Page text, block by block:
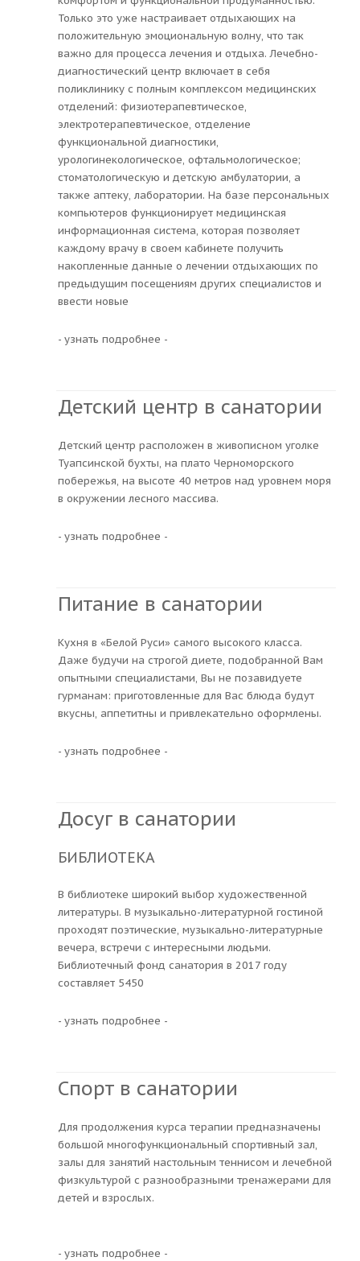
Только это уже настраивает отдыхающих на
положительную эмоциональную волну, что так
важно для процесса лечения и отдыха. Лечебно-
диагностический центр включает в себя
поликлинику с полным комплексом медицинских
отделений: физиотерапевтическое,
электротерапевтическое, отделение
функциональной диагностики,
урологинекологическое, офтальмологическое;
стоматологическую и детскую амбулатории, а
также аптеку, лаборатории. На базе персональных
компьютеров функционирует медицинская
информационная система, которая позволяет
каждому врачу в своем кабинете получить
накопленные данные о лечении отдыхающих по
предыдущим посещениям других специалистов и
ввести новые
- узнать подробнее -
Детский центр в санатории
Детский центр расположен в живописном уголке
Туапсинской бухты, на плато Черноморского
побережья, на высоте 40 метров над уровнем моря
в окружении лесного массива.
- узнать подробнее -
Питание в санатории
Кухня в «Белой Руси» самого высокого класса.
Даже будучи на строгой диете, подобранной Вам
опытными специалистами, Вы не позавидуете
гурманам: приготовленные для Вас блюда будут
вкусны, аппетитны и привлекательно оформлены.
- узнать подробнее -
Досуг в санатории
БИБЛИОТЕКА
В библиотеке широкий выбор художественной
литературы. В музыкально-литературной гостиной
проходят поэтические, музыкально-литературные
вечера, встречи с интересными людьми.
Библиотечный фонд санатория в 2017 году
составляет 5450
- узнать подробнее -
Спорт в санатории
Для продолжения курса терапии предназначены
большой многофункциональный спортивный зал,
залы для занятий настольным теннисом и лечебной
физкультурой с разнообразными тренажерами для
детей и взрослых.
- узнать подробнее -